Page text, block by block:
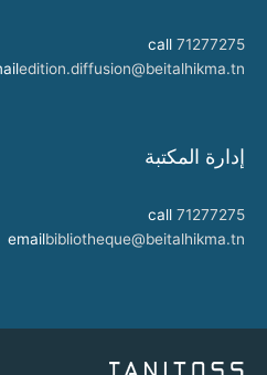
call 71277275
edition.diffusion@beitalhikma.tn
إدارة المكتبة
call 71277275
emailbibliotheque@beitalhikma.tn